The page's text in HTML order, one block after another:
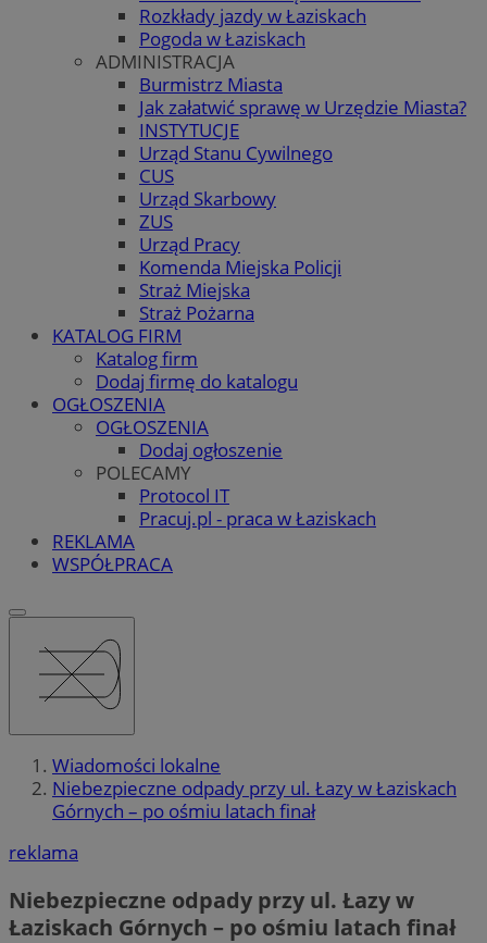
Rozkłady jazdy w Łaziskach
Pogoda w Łaziskach
ADMINISTRACJA
Burmistrz Miasta
Jak załatwić sprawę w Urzędzie Miasta?
INSTYTUCJE
Urząd Stanu Cywilnego
CUS
Urząd Skarbowy
ZUS
Urząd Pracy
Komenda Miejska Policji
Straż Miejska
Straż Pożarna
KATALOG FIRM
Katalog firm
Dodaj firmę do katalogu
OGŁOSZENIA
OGŁOSZENIA
Dodaj ogłoszenie
POLECAMY
Protocol IT
Pracuj.pl - praca w Łaziskach
REKLAMA
WSPÓŁPRACA
Wiadomości lokalne
Niebezpieczne odpady przy ul. Łazy w Łaziskach
Górnych – po ośmiu latach finał
reklama
Niebezpieczne odpady przy ul. Łazy w
Łaziskach Górnych – po ośmiu latach finał